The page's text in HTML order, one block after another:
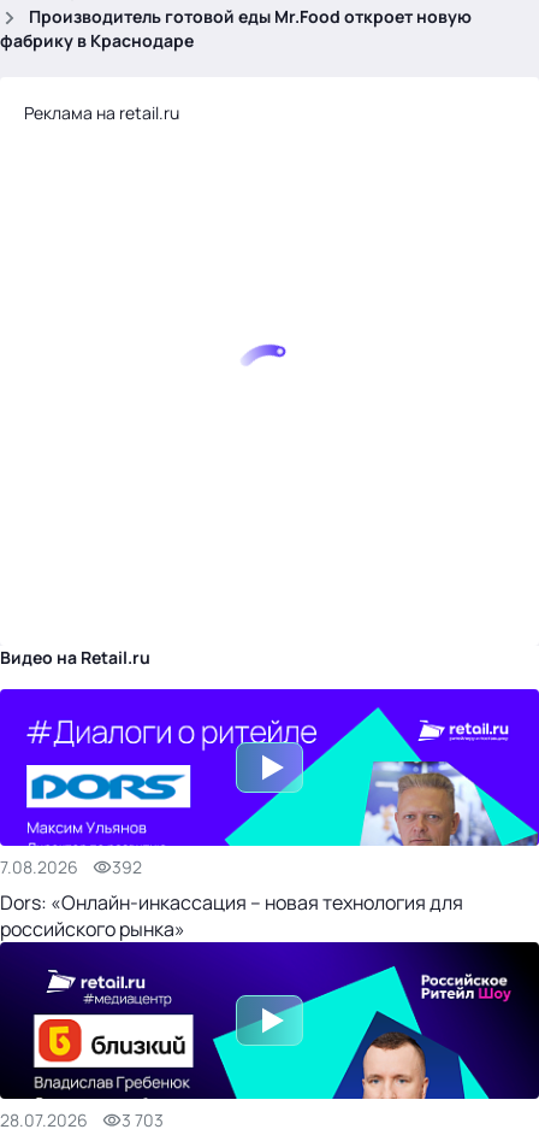
Производитель готовой еды Mr.Food откроет новую
фабрику в Краснодаре
Реклама на retail.ru
Видео на Retail.ru
7.08.2026 392
Dors: «Онлайн-инкассация – новая технология для
российского рынка»
28.07.2026 3 703